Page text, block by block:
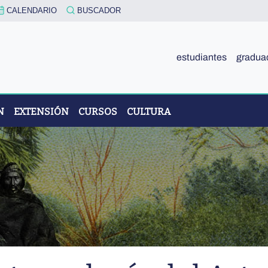
CALENDARIO BUSCADOR
estudiantes
EXTENSIÓN CURSOS CULTURA
EDUARDO CASANOVA”